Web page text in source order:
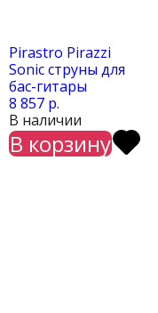
Pirastro Pirazzi
Sonic струны для
бас-гитары
8 857 р.
В наличии
В корзину